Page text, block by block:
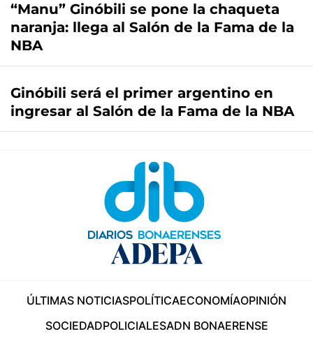
“Manu” Ginóbili se pone la chaqueta
naranja: llega al Salón de la Fama de la
NBA
Ginóbili será el primer argentino en
ingresar al Salón de la Fama de la NBA
ÚLTIMAS NOTICIASPOLÍTICAECONOMÍAOPINIÓN
SOCIEDADPOLICIALESADN BONAERENSE